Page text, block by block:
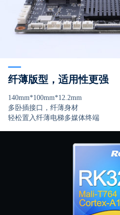
纤薄版型，适用性更强
140mm*100mm*12.2mm
多卧插接口，纤薄身材
轻松置入纤薄电梯多媒体终端